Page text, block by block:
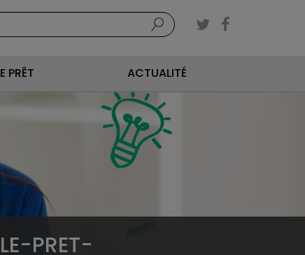
PRÊT ACTUALITÉ
PRET-